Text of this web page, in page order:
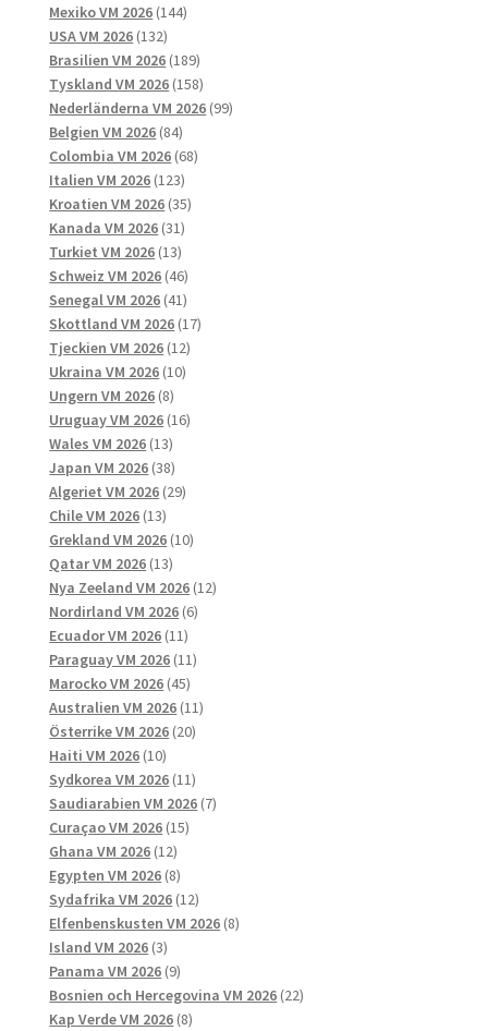
Mexiko VM 2026 144144
USA VM 2026 132132
produkter
Brasilien VM 2026 189189
produkter
Tyskland VM 2026 158158
produkter
Nederländerna VM 2026 9999
Belgien VM 2026 8484
produkter
Colombia VM 2026 6868
Italien VM 2026 123123
produkter
Kroatien VM 2026 3535
Kanada VM 2026 3131
produkter
Turkiet VM 2026 1313
produkter
Schweiz VM 2026 4646
produkter
Senegal VM 2026 4141
produkter
Skottland VM 2026 1717
Tjeckien VM 2026 1212
Ukraina VM 2026 1010
Ungern VM 2026 88
produkter
Uruguay VM 2026 1616
Wales VM 2026 1313
produkter
Japan VM 2026 3838
produkter
Algeriet VM 2026 2929
Chile VM 2026 1313
produkter
Grekland VM 2026 1010
Qatar VM 2026 1313
produkter
Nya Zeeland VM 2026 1212
Nordirland VM 2026 66
Ecuador VM 2026 1111
produkter
Paraguay VM 2026 1111
Marocko VM 2026 4545
produkter
Australien VM 2026 1111
Österrike VM 2026 2020
Haiti VM 2026 1010
produkter
Sydkorea VM 2026 1111
produkter
Saudiarabien VM 2026 77
Curaçao VM 2026 1515
Ghana VM 2026 1212
produkter
Egypten VM 2026 88
produkter
Sydafrika VM 2026 1212
produkter
Elfenbenskusten VM 2026 88
Island VM 2026 33
produkter
Panama VM 2026 99
produkter
Bosnien och Hercegovina VM 2026 2222
Kap Verde VM 2026 88